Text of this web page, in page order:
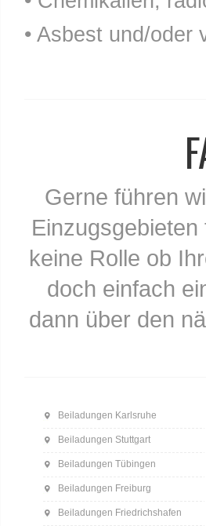
• Asbest und/oder
Gerne führen
keine Rolle ob
doch einfach
dann über den
Beiladungen Karlsruhe
Beiladungen Stuttgart
Beiladungen Tübingen
Beiladungen Freiburg
Beiladungen Friedrichshafen